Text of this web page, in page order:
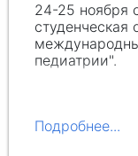
24-25 ноября
педиатрии".
Подробнее...